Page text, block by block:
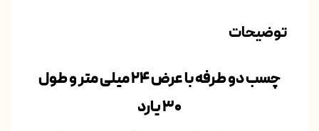
توضیحات
چسب دو طرفه
با عرض 24 میلی متر و طول
30 یارد